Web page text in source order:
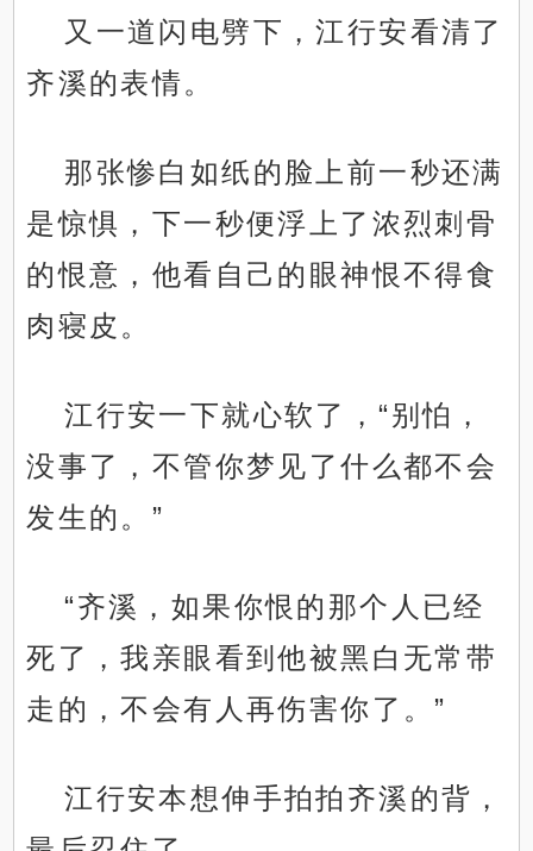
又一道闪电劈下，江行安看清了
齐溪的表情。
那张惨白如纸的脸上前一秒还满
是惊惧，下一秒便浮上了浓烈刺骨
的恨意，他看自己的眼神恨不得食
肉寝皮。
江行安一下就心软了，“别怕，
没事了，不管你梦见了什么都不会
发生的。”
“齐溪，如果你恨的那个人已经
死了，我亲眼看到他被黑白无常带
走的，不会有人再伤害你了。”
江行安本想伸手拍拍齐溪的背，